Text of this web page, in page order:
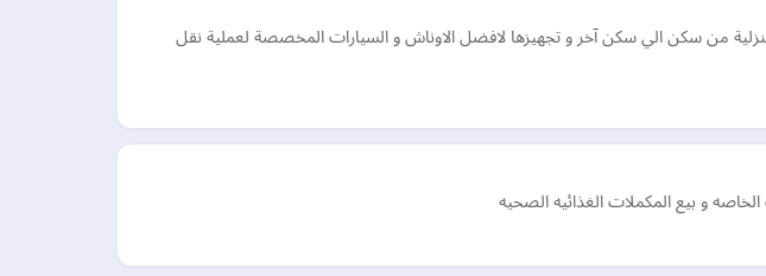
من سكن الي سكن آخر و تجهيزها لافضل الاوناش و السيارات المخصصة لعملية نقل
و بيع المكملات الغذائيه الصحيه